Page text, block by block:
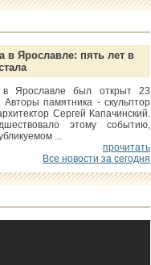
в Ярославле: пять лет в
в Ярославле был открыт 23
Авторы памятника - скульптор
Сергей Капачинский.
этому событию,
...
прочитать
Все новости за сегодня